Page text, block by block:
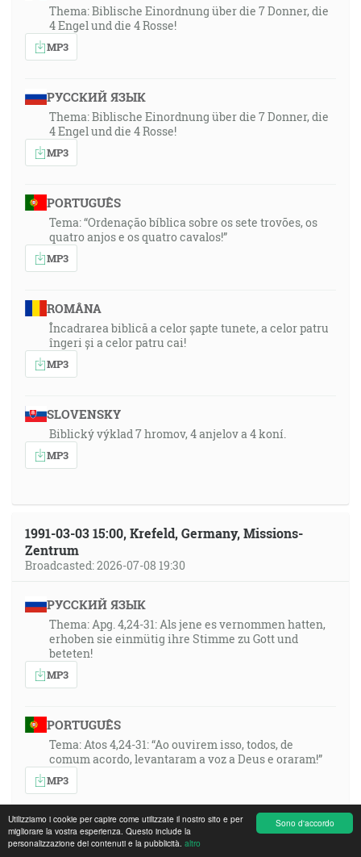
Sono d'accordo
Utilizziamo i cookie per capire come utilizzate il nostro sito e per
migliorare la vostra esperienza. Questo include la
personalizzazione dei contenuti e la pubblicità. altro
Thema: Biblische Einordnung über die 7 Donner, die
4 Engel und die 4 Rosse!
MP3
РУССКИЙ ЯЗЫК
Thema: Biblische Einordnung über die 7 Donner, die
4 Engel und die 4 Rosse!
MP3
PORTUGUÊS
Tema: “Ordenação bíblica sobre os sete trovões, os
quatro anjos e os quatro cavalos!”
MP3
ROMÂNA
Încadrarea biblică a celor șapte tunete, a celor patru
îngeri și a celor patru cai!
MP3
SLOVENSKY
Biblický výklad 7 hromov, 4 anjelov a 4 koní.
MP3
1991-03-03 15:00, Krefeld, Germany, Missions-
Zentrum
Broadcasted: 2026-07-08 19:30
РУССКИЙ ЯЗЫК
Thema: Apg. 4,24-31: Als jene es vernommen hatten,
erhoben sie einmütig ihre Stimme zu Gott und
beteten!
MP3
PORTUGUÊS
Tema: Atos 4,24-31: “Ao ouvirem isso, todos, de
comum acordo, levantaram a voz a Deus e oraram!”
MP3
POLSKI
Thema: Apg. 4,24-31: Als jene es vernommen hatten,